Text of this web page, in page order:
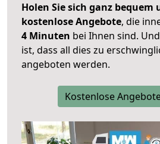
Holen Sie sich ganz bequem
kostenlose Angebote, die
4 Minuten bei Ihnen sind.
ist, dass all dies zu
angeboten werden.
Kostenlose